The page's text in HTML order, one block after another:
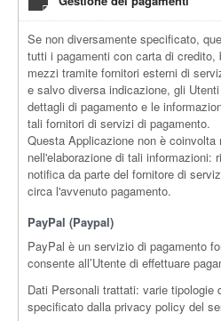
Se non diversamente specificato,
tutti i pagamenti con carta di credito,
mezzi tramite fornitori esterni di
e salvo diversa indicazione, gli
dettagli di pagamento e le
tali fornitori di servizi di pagamento.
Questa Applicazione non è coinvolta
nell'elaborazione di tali informazioni:
notifica da parte del fornitore di
circa l'avvenuto pagamento.
PayPal (Paypal)
PayPal è un servizio di pagamento
consente all’Utente di effettuare
Dati Personali trattati: varie tipologie
specificato dalla privacy policy del